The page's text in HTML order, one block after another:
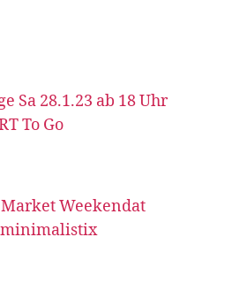
Sa 28.1.23 ab 18 Uhr
To Go
Weekendat